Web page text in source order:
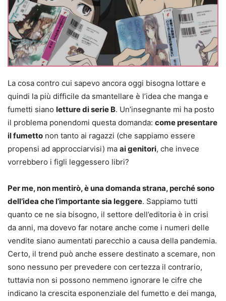
La cosa contro cui sapevo ancora oggi bisogna lottare e
quindi la più difficile da smantellare è l’idea che manga e
fumetti siano letture di serie B. Un’insegnante mi ha posto
il problema ponendomi questa domanda: come presentare
il fumetto non tanto ai ragazzi (che sappiamo essere
propensi ad approcciarvisi) ma ai genitori, che invece
vorrebbero i figli leggessero libri?
Per me, non mentirò, è una domanda strana, perché sono
dell’idea che l’importante sia leggere. Sappiamo tutti
quanto ce ne sia bisogno, il settore dell’editoria è in crisi
da anni, ma dovevo far notare anche come i numeri delle
vendite siano aumentati parecchio a causa della pandemia.
Certo, il trend può anche essere destinato a scemare, non
sono nessuno per prevedere con certezza il contrario,
tuttavia non si possono nemmeno ignorare le cifre che
indicano la crescita esponenziale del fumetto e dei manga,